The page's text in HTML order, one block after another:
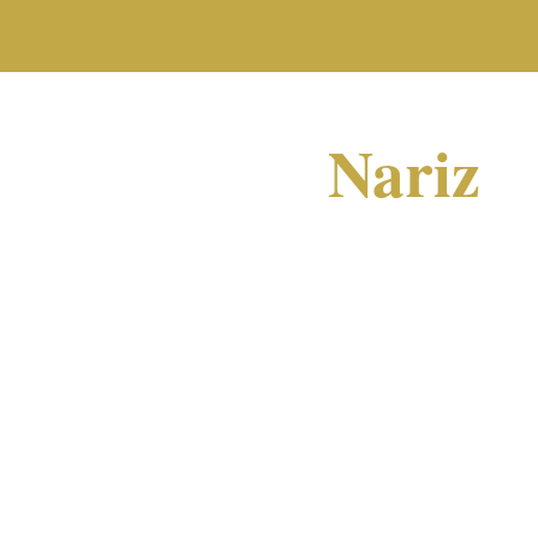
Nariz